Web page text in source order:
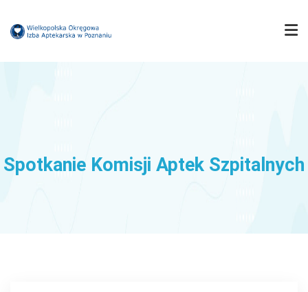
Spotkanie Komisji Aptek Szpitalnych